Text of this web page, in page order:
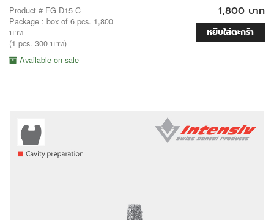
Product # FG D15 C
Package : box of 6 pcs. 1,800
บาท
(1 pcs. 300 บาท)
Available on sale
1,800 บาท
หยิบใส่ตะกร้า